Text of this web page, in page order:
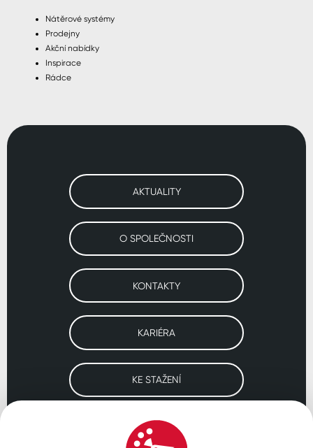
Nátěrové systémy
Prodejny
Akční nabídky
Inspirace
Rádce
AKTUALITY
O SPOLEČNOSTI
KONTAKTY
KARIÉRA
KE STAŽENÍ
Navštivte naše pobočky